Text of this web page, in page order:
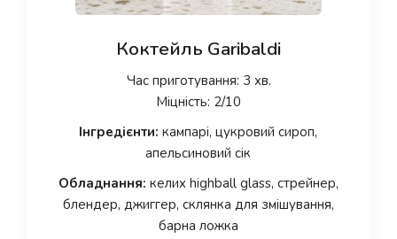
Коктейль Garibaldi
Час приготування: 3 хв.
Міцність: 2/10
Інгредієнти: кампарі, цукровий сироп,
апельсиновий сік
Обладнання: келих highball glass, стрейнер,
блендер, джиггер, склянка для змішування,
барна ложка